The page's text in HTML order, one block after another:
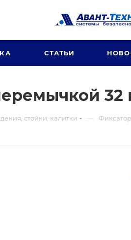
СТАТЬИ
стойки, калитки —